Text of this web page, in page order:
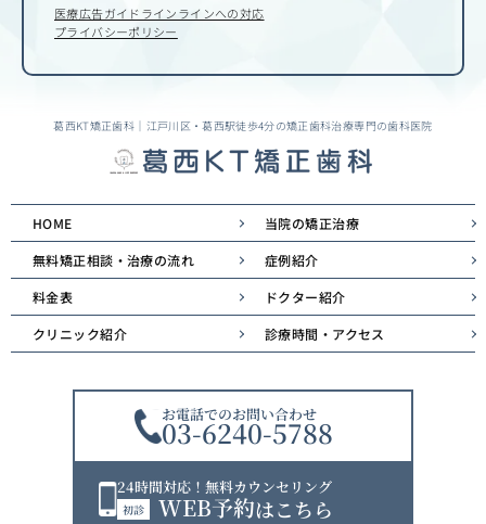
医療広告ガイドラインラインへの対応
プライバシーポリシー
葛西KT矯正歯科｜江戸川区・葛西駅徒歩4分の矯正歯科治療専門の歯科医院
HOME
当院の矯正治療
無料矯正相談・治療の流れ
症例紹介
料金表
ドクター紹介
クリニック紹介
診療時間・アクセス
お電話でのお問い合わせ
03-6240-5788
24時間対応！無料カウンセリング
初診 WEB予約はこちら